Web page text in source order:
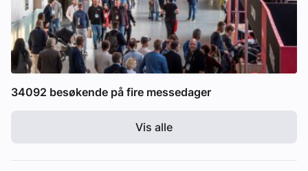
34092 besøkende på fire messedager
Vis alle